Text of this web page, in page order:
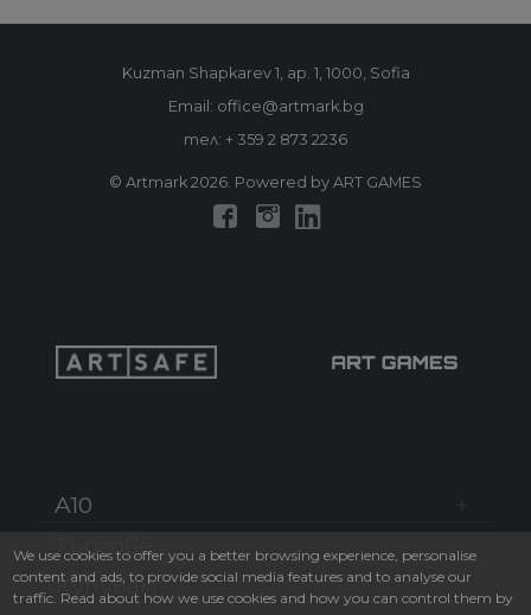
Kuzman Shapkarev 1, ap. 1, 1000, Sofia
Email: office@artmark.bg
тел: + 359 2 873 2236
© Artmark 2026. Powered by ART GAMES
A10
Търгове
Купувам
We use cookies to offer you a better browsing experience, personalise
content and ads, to provide social media features and to analyse our
traffic. Read about how we use cookies and how you can control them by